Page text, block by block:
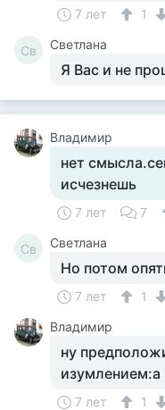
7 лет 1
Св Светлана
Я Вас и не
Владимир
нет
исчезнешь
7 лет 7
Св Светлана
Но потом
7 лет
1
Владимир
ну
7 лет 1